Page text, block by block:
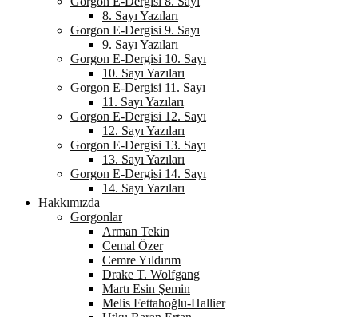
8. Sayı Yazıları
Gorgon E-Dergisi 9. Sayı
9. Sayı Yazıları
Gorgon E-Dergisi 10. Sayı
10. Sayı Yazıları
Gorgon E-Dergisi 11. Sayı
11. Sayı Yazıları
Gorgon E-Dergisi 12. Sayı
12. Sayı Yazıları
Gorgon E-Dergisi 13. Sayı
13. Sayı Yazıları
Gorgon E-Dergisi 14. Sayı
14. Sayı Yazıları
Hakkımızda
Gorgonlar
Arman Tekin
Cemal Özer
Cemre Yıldırım
Drake T. Wolfgang
Martı Esin Şemin
Melis Fettahoğlu-Hallier